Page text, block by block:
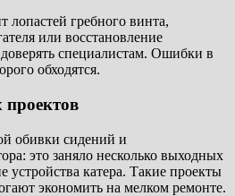
гребного винта,
или восстановление
специалистам. Ошибки в
обходятся.
обивки сидений и
это заняло несколько выходных
устройства катера. Такие проекты
экономить на мелком ремонте.